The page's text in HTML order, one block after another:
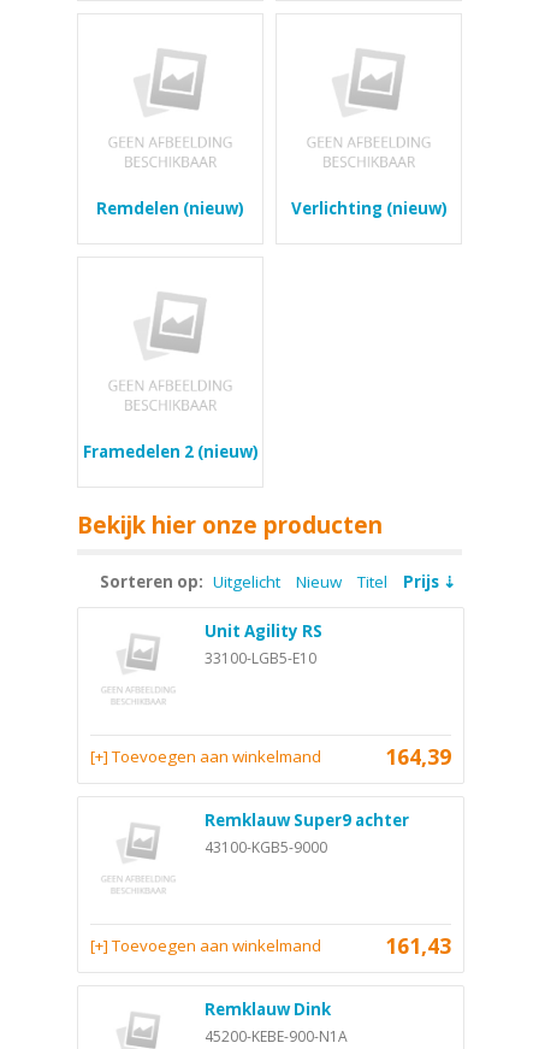
Remdelen (nieuw) Verlichting (nieuw)
Framedelen 2 (nieuw)
Bekijk hier onze producten
Sorteren op: Uitgelicht Nieuw Titel Prijs
Unit Agility RS
33100-LGB5-E10
164,39
[+] Toevoegen aan winkelmand
Remklauw Super9 achter
43100-KGB5-9000
161,43
[+] Toevoegen aan winkelmand
Remklauw Dink
45200-KEBE-900-N1A